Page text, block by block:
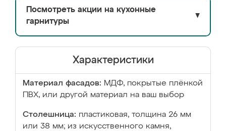
Посмотреть акции на кухонные
гарнитуры
▼
Характеристики
Материал фасадов: МДФ, покрытые плёнкой
ПВХ, или другой материал на ваш выбор
Столешница: пластиковая, толщина 26 мм
или 38 мм; из искусственного камня,